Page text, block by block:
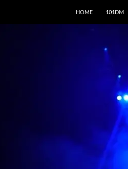
HOME 101DM